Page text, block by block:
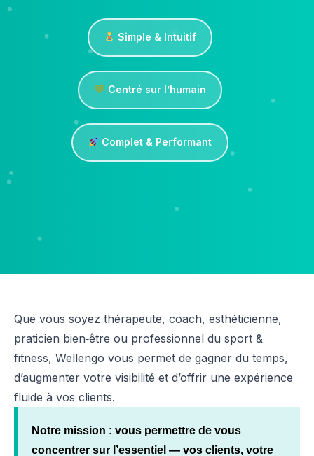
Simple & Intuitif
Centré sur l’humain
Complet & Performant
Que vous soyez thérapeute, coach, esthéticienne,
praticien bien‑être ou professionnel du sport &
fitness, Wellengo vous permet de gagner du temps,
d’augmenter votre visibilité et d’offrir une expérience
fluide à vos clients.
Notre mission : vous permettre de vous
concentrer sur l’essentiel — vos clients, votre